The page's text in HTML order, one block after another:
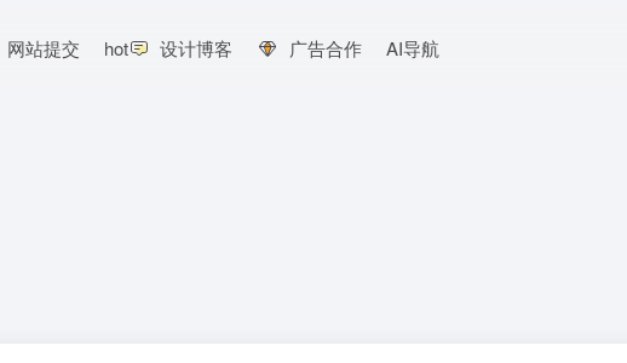
网站提交 hot 设计博客 广告合作 AI导航